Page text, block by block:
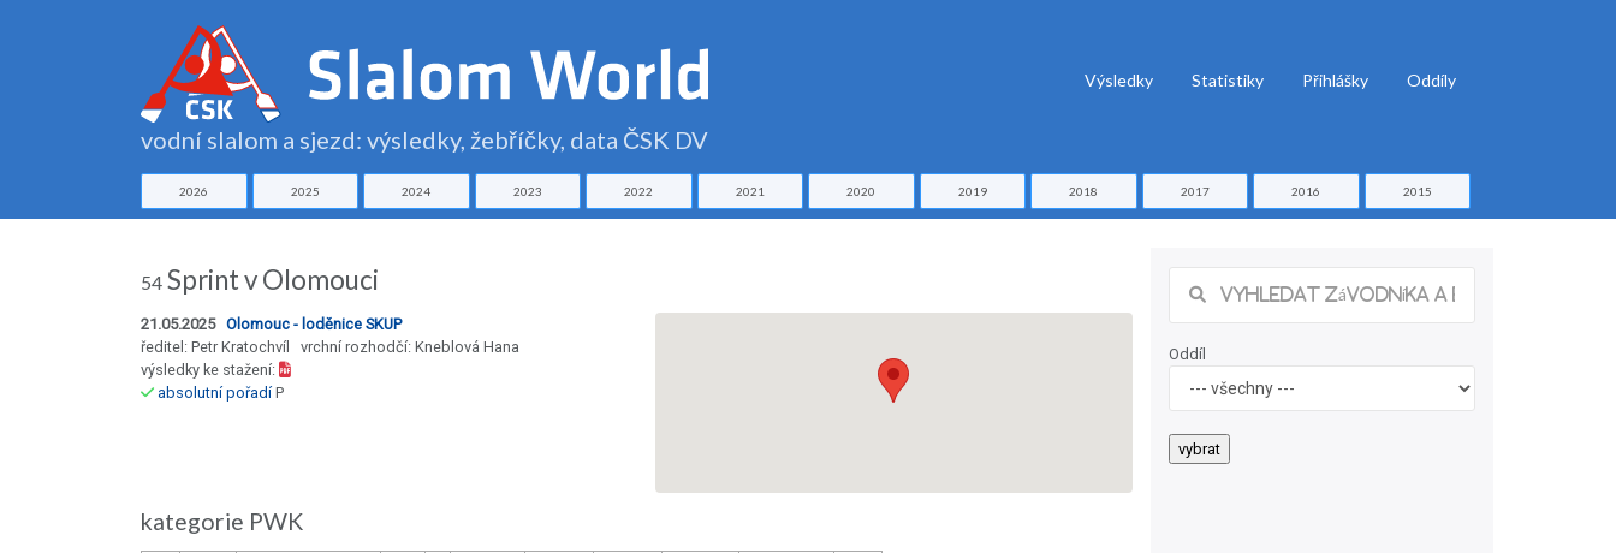
vodní slalom a sjezd: výsledky, žebříčky, data ČSK DV
Výsledky Statistiky Přihlášky Oddíly
2026 2025 2024 2023 2022 2021 2020 2019 2018 2017 2016 2015
54 Sprint v Olomouci
21.05.2025 Olomouc - loděnice SKUP
ředitel: Petr Kratochvíl vrchní rozhodčí: Kneblová Hana
výsledky ke stažení:
absolutní pořadíP
kategorie PWK
Oddíl